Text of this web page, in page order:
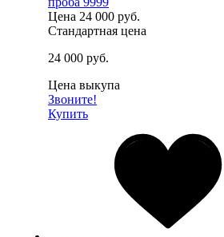
Цена 24 000 руб.
Стандартная цена
24 000 руб.
Цена выкупа
Звоните!
Купить